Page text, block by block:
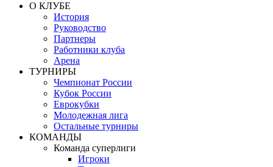
О КЛУБЕ
История
Руководство
Партнеры
Работники клуба
Арена
ТУРНИРЫ
Чемпионат России
Кубок России
Еврокубки
Молодежная лига
Остальные турниры
КОМАНДЫ
Команда суперлиги
Игроки